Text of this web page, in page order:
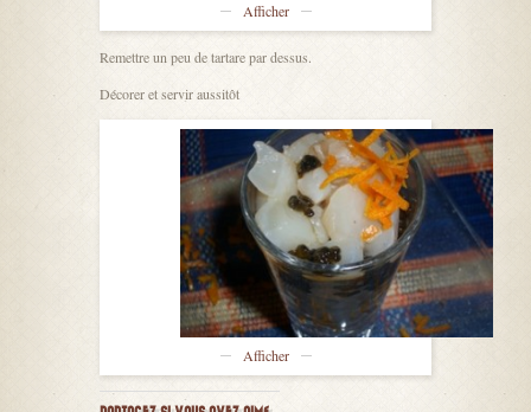
Afficher
Remettre un peu de tartare par dessus.
Décorer et servir aussitôt
Afficher